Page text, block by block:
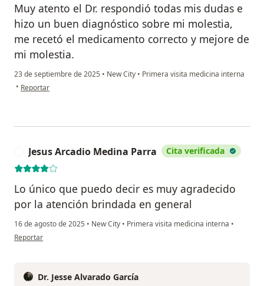
Muy atento el Dr. respondió todas mis dudas e
hizo un buen diagnóstico sobre mi molestia,
me recetó el medicamento correcto y mejore de
mi molestia.
23 de septiembre de 2025 • New City • Primera visita medicina interna
• en opinión del usuario Mario Merino
Reportar
Jesus Arcadio Medina Parra Cita verificada
Lo único que puedo decir es muy agradecido
por la atención brindada en general
16 de agosto de 2025 • New City • Primera visita medicina interna •
en opinión del usuario Jesus Arcadio Medina Parra
Reportar
Dr. Jesse Alvarado García